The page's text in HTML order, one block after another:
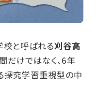
校と呼ばれる刈谷高
だけではなく、6年
探究学習重視型の中